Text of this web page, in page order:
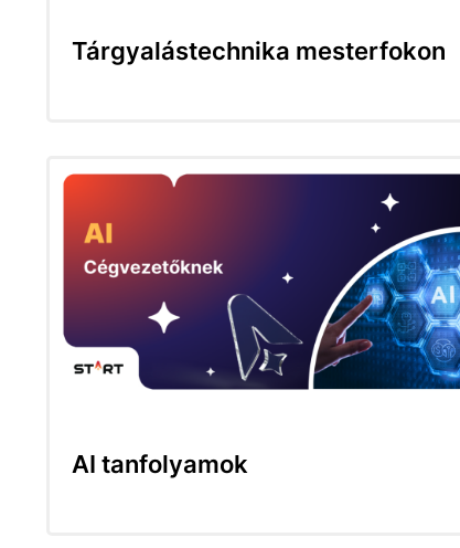
Tárgyalástechnika mesterfokon
AI tanfolyamok